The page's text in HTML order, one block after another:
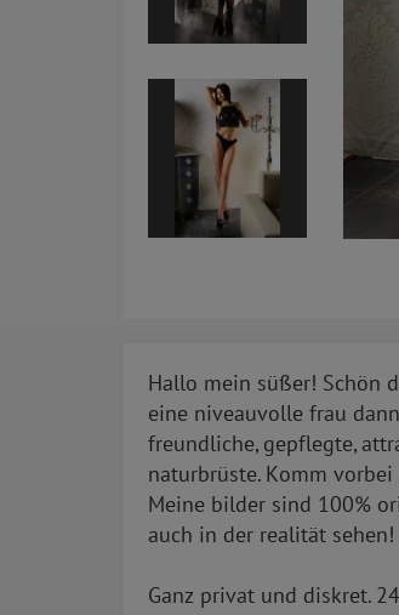
Hallo mein süßer! Schön
eine niveauvolle frau
freundliche, gepflegte,
naturbrüste. Komm
Meine bilder sind 100%
auch in der realität
Ganz privat und diskret.